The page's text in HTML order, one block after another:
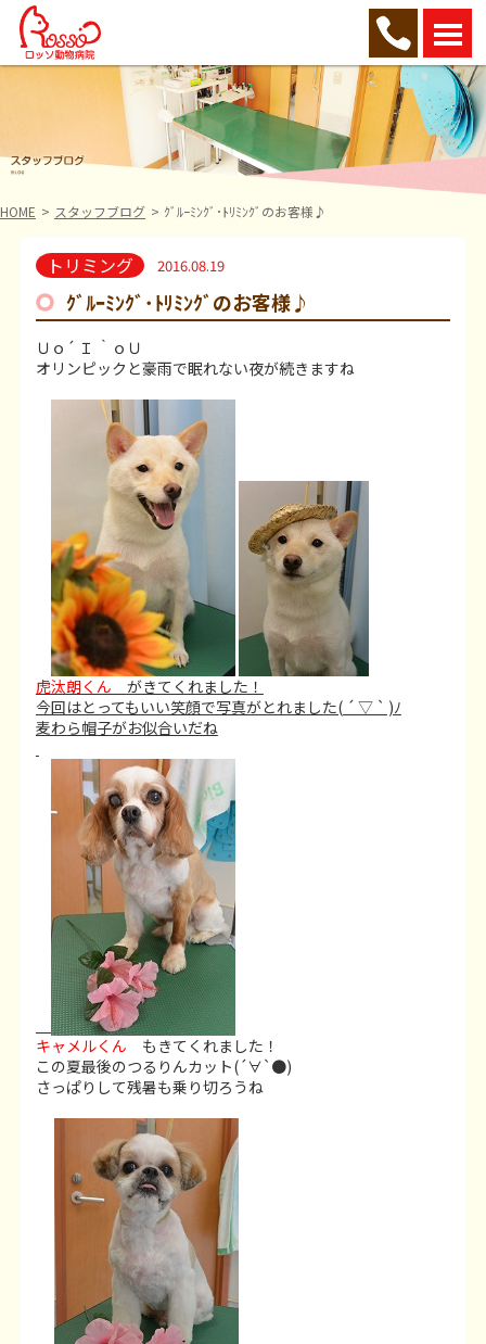
HOME スタッフブログ ｸﾞﾙｰﾐﾝｸﾞ･ﾄﾘﾐﾝｸﾞのお客様♪
トリミング 2016.08.19
ｸﾞﾙｰﾐﾝｸﾞ･ﾄﾘﾐﾝｸﾞのお客様♪
Ｕｏ´ Ｉ ｀ｏＵ
オリンピックと豪雨で眠れない夜が続きますね
虎汰朗くん がきてくれました！
今回はとってもいい笑顔で写真がとれました( ´ ▽ ` )ﾉ
麦わら帽子がお似合いだね
キャメルくん もきてくれました！
この夏最後のつるりんカット(´∀`●)
さっぱりして残暑も乗り切ろうね